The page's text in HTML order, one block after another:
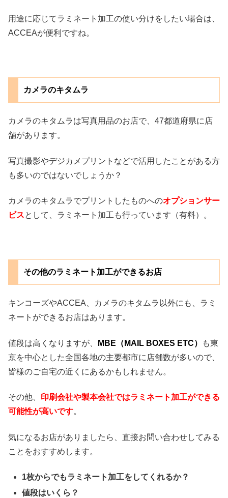
用途に応じてラミネート加工の使い分けをしたい場合は、
ACCEAが便利ですね。
カメラのキタムラ
カメラのキタムラは写真用品のお店で、47都道府県に店
舗があります。
写真撮影やデジカメプリントなどで活用したことがある方
も多いのではないでしょうか？
カメラのキタムラでプリントしたものへのオプションサー
ビスとして、ラミネート加工も行っています（有料）。
その他のラミネート加工ができるお店
キンコーズやACCEA、カメラのキタムラ以外にも、ラミ
ネートができるお店はあります。
値段は高くなりますが、 MBE（MAIL BOXES ETC）
も東
京を中心とした全国各地の主要都市に店舗数が多いので、
皆様のご自宅の近くにあるかもしれません。
その他、 印刷会社や製本会社ではラミネート加工ができる
可能性が高いです。
気になるお店がありましたら、直接お問い合わせしてみる
ことをおすすめします。
1枚からでもラミネート加工をしてくれるか？
値段はいくら？